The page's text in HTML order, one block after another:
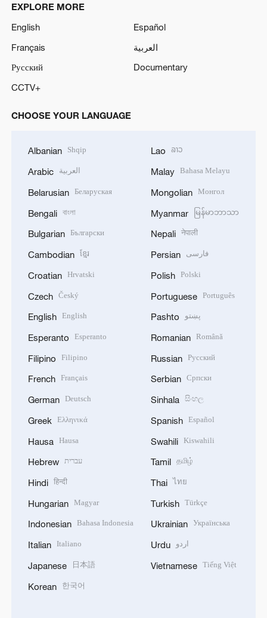
EXPLORE MORE
English
Español
Français
العربية
Русский
Documentary
CCTV+
CHOOSE YOUR LANGUAGE
Albanian Shqip
Arabic العربية
Belarusian Беларуская
Bengali বাংলা
Bulgarian Български
Cambodian ខ្មែរ
Croatian Hrvatski
Czech Český
English English
Esperanto Esperanto
Filipino Filipino
French Français
German Deutsch
Greek Ελληνικά
Hausa Hausa
Hebrew עברית
Hindi हिन्दी
Hungarian Magyar
Indonesian Bahasa Indonesia
Italian Italiano
Japanese 日本語
Korean 한국어
Lao ລາວ
Malay Bahasa Melayu
Mongolian Монгол
Myanmar မြန်မာဘာသာ
Nepali नेपाली
Persian فارسی
Polish Polski
Portuguese Português
Pashto پښتو
Romanian Română
Russian Русский
Serbian Српски
Sinhala සිංහල
Spanish Español
Swahili Kiswahili
Tamil தமிழ்
Thai ไทย
Turkish Türkçe
Ukrainian Українська
Urdu اردو
Vietnamese Tiếng Việt